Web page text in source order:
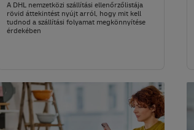
A DHL nemzetközi szállítási ellenőrzőlistája
rövid áttekintést nyújt arról, hogy mit kell
tudnod a szállítási folyamat megkönnyítése
érdekében